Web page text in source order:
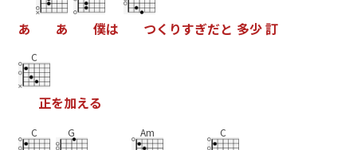
あ あ 僕は つく りすぎだと 多少訂
C
正を加える
C G Am C